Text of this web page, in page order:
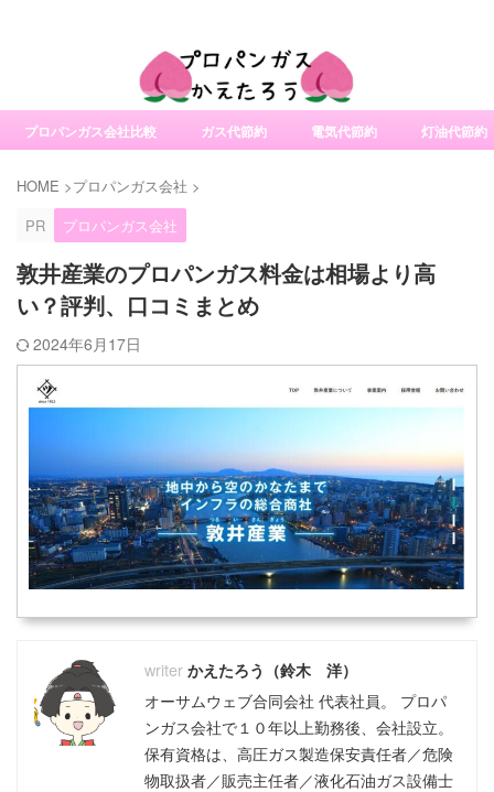
プロパンガス会社比較 ガス代節約 電気代節約 灯油代節約
HOME >プロパンガス会社 >
PR
プロパンガス会社
敦井産業のプロパンガス料金は相場より高
い？評判、口コミまとめ
2024年6月17日
かえたろう（鈴木 洋）
オーサムウェブ合同会社 代表社員。 プロパ
ンガス会社で１０年以上勤務後、会社設立。
保有資格は、高圧ガス製造保安責任者／危険
物取扱者／販売主任者／液化石油ガス設備士